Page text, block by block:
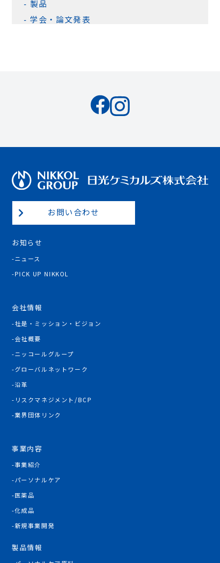
製品
学会・論文発表
お問い合わせ
お知らせ
ニュース
PICK UP NIKKOL
会社情報
社是・ミッション・ビジョン
会社概要
ニッコールグループ
グローバルネットワーク
沿革
リスクマネジメント/BCP
業界団体リンク
事業内容
事業紹介
パーソナルケア
医薬品
化成品
新規事業開発
製品情報